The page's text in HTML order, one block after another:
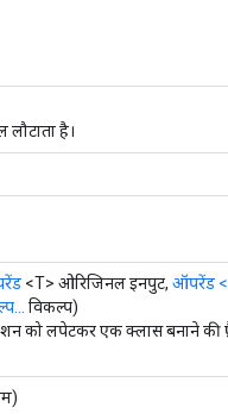
लौटाता है।
<T> ओरिजिनल इनपुट, ऑपरेंड
विकल्प)
को लपेटकर एक क्लास बनाने की